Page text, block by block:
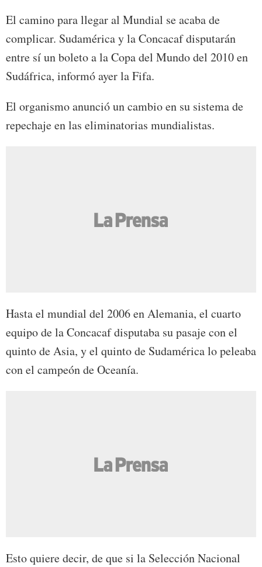
El camino para llegar al Mundial se acaba de
complicar. Sudamérica y la Concacaf disputarán
entre sí un boleto a la Copa del Mundo del 2010 en
Sudáfrica, informó ayer la Fifa.
El organismo anunció un cambio en su sistema de
repechaje en las eliminatorias mundialistas.
Hasta el mundial del 2006 en Alemania, el cuarto
equipo de la Concacaf disputaba su pasaje con el
quinto de Asia, y el quinto de Sudamérica lo peleaba
con el campeón de Oceanía.
Esto quiere decir, de que si la Selección Nacional